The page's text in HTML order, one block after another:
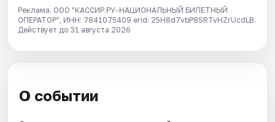
Реклама. ООО "КАССИР.РУ-НАЦИОНАЛЬНЫЙ БИЛЕТНЫЙ
ОПЕРАТОР", ИНН: 7841075409 erid: 25H8d7vbP8SRTvHZrUcdLB.
Действует до 31 августа 2026
О событии